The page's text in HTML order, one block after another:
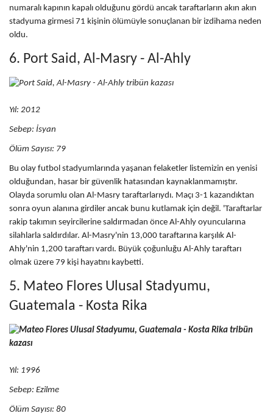
numaralı kapının kapalı olduğunu gördü ancak taraftarların akın akın
stadyuma girmesi 71 kişinin ölümüyle sonuçlanan bir izdihama neden
oldu.
6. Port Said, Al-Masry - Al-Ahly
Yıl: 2012
Sebep: İsyan
Ölüm Sayısı: 79
Bu olay futbol stadyumlarında yaşanan felaketler listemizin en yenisi
olduğundan, hasar bir güvenlik hatasından kaynaklanmamıştır.
Olayda sorumlu olan Al-Masry taraftarlarıydı. Maçı 3-1 kazandıktan
sonra oyun alanına girdiler ancak bunu kutlamak için değil. 'Taraftarlar
rakip takımın seyircilerine saldırmadan önce Al-Ahly oyuncularına
silahlarla saldırdılar. Al-Masry'nin 13,000 taraftarına karşılık Al-
Ahly'nin 1,200 taraftarı vardı. Büyük çoğunluğu Al-Ahly taraftarı
olmak üzere 79 kişi hayatını kaybetti.
5. Mateo Flores Ulusal Stadyumu,
Guatemala - Kosta Rika
Yıl: 1996
Sebep: Ezilme
Ölüm Sayısı: 80